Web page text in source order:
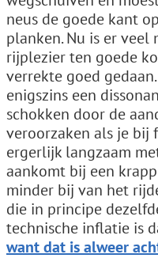
neus de goede kant
planken. Nu is er
rijplezier ten goede
verrekte goed
enigszins een
schokken door de
veroorzaken als je bij
ergerlijk langzaam
aankomt bij een
minder bij van het
die in principe
technische inflatie is
want dat is alweer